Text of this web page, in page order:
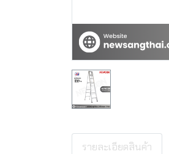
รายละเอียดสินค้า